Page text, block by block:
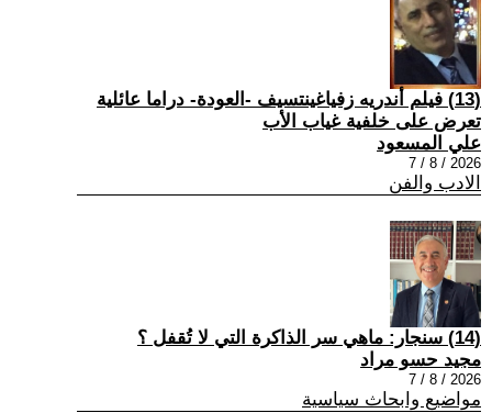
(13) فيلم أندريه زفياغينتسيف -العودة- دراما عائلية
تعرض على خلفية غياب الأب
علي المسعود
2026 / 8 / 7
الادب والفن
(14) سنجار: ماهي سر الذاكرة التي لا تُقفل ؟
مجيد حسو مراد
2026 / 8 / 7
مواضيع وابحاث سياسية